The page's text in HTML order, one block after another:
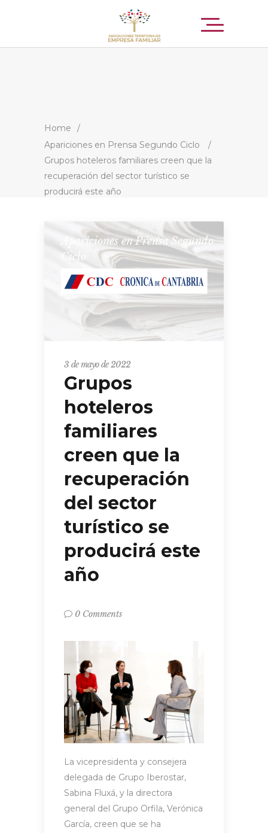
Home
/
Apariciones en Prensa Segundo Ciclo
/
Grupos hoteleros familiares creen que la
recuperación del sector turístico se
producirá este año
Apariciones en Prensa Segundo
Ciclo
3 de mayo de 2022
Grupos
hoteleros
familiares
creen que la
recuperación
del sector
turístico se
producirá este
año
0 Comments
La vicepresidenta y consejera
delegada de Grupo Iberostar,
Sabina Fluxá, y la directora
general del Grupo Orfila, Verónica
García, creen que se ha